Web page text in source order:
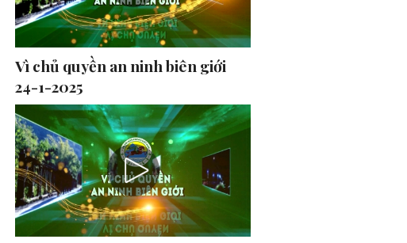
Vì chủ quyền an ninh biên giới
24-1-2025